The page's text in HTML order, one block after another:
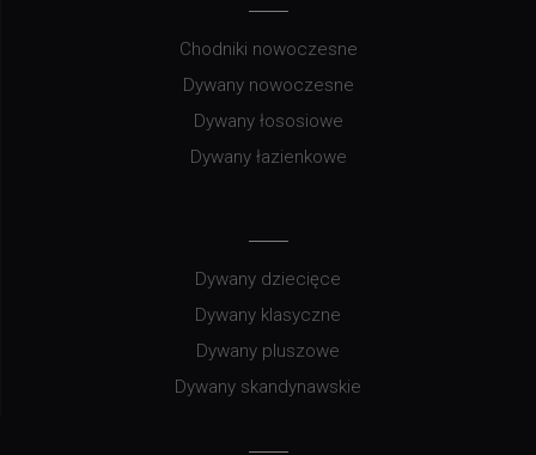
Chodniki nowoczesne
Dywany nowoczesne
Dywany łososiowe
Dywany łazienkowe
Dywany dziecięce
Dywany klasyczne
Dywany pluszowe
Dywany skandynawskie